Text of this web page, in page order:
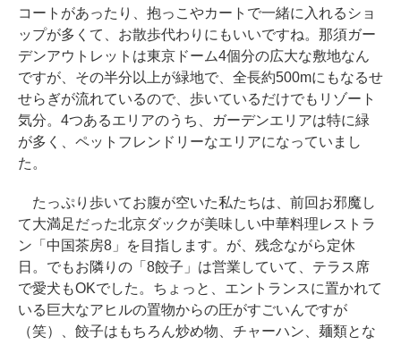
コートがあったり、抱っこやカートで一緒に入れるショ
ップが多くて、お散歩代わりにもいいですね。那須ガー
デンアウトレットは東京ドーム4個分の広大な敷地なん
ですが、その半分以上が緑地で、全長約500mにもなるせ
せらぎが流れているので、歩いているだけでもリゾート
気分。4つあるエリアのうち、ガーデンエリアは特に緑
が多く、ペットフレンドリーなエリアになっていまし
た。
たっぷり歩いてお腹が空いた私たちは、前回お邪魔し
て大満足だった北京ダックが美味しい中華料理レストラ
ン「中国茶房8」を目指します。が、残念ながら定休
日。でもお隣りの「8餃子」は営業していて、テラス席
で愛犬もOKでした。ちょっと、エントランスに置かれて
いる巨大なアヒルの置物からの圧がすごいんですが
（笑）、餃子はもちろん炒め物、チャーハン、麺類とな